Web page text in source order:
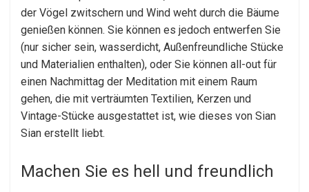
der Vögel zwitschern und Wind weht durch die Bäume
genießen können. Sie können es jedoch entwerfen Sie
(nur sicher sein, wasserdicht, Außenfreundliche Stücke
und Materialien enthalten), oder Sie können all-out für
einen Nachmittag der Meditation mit einem Raum
gehen, die mit verträumten Textilien, Kerzen und
Vintage-Stücke ausgestattet ist, wie dieses von Sian
Sian erstellt liebt.
Machen Sie es hell und freundlich